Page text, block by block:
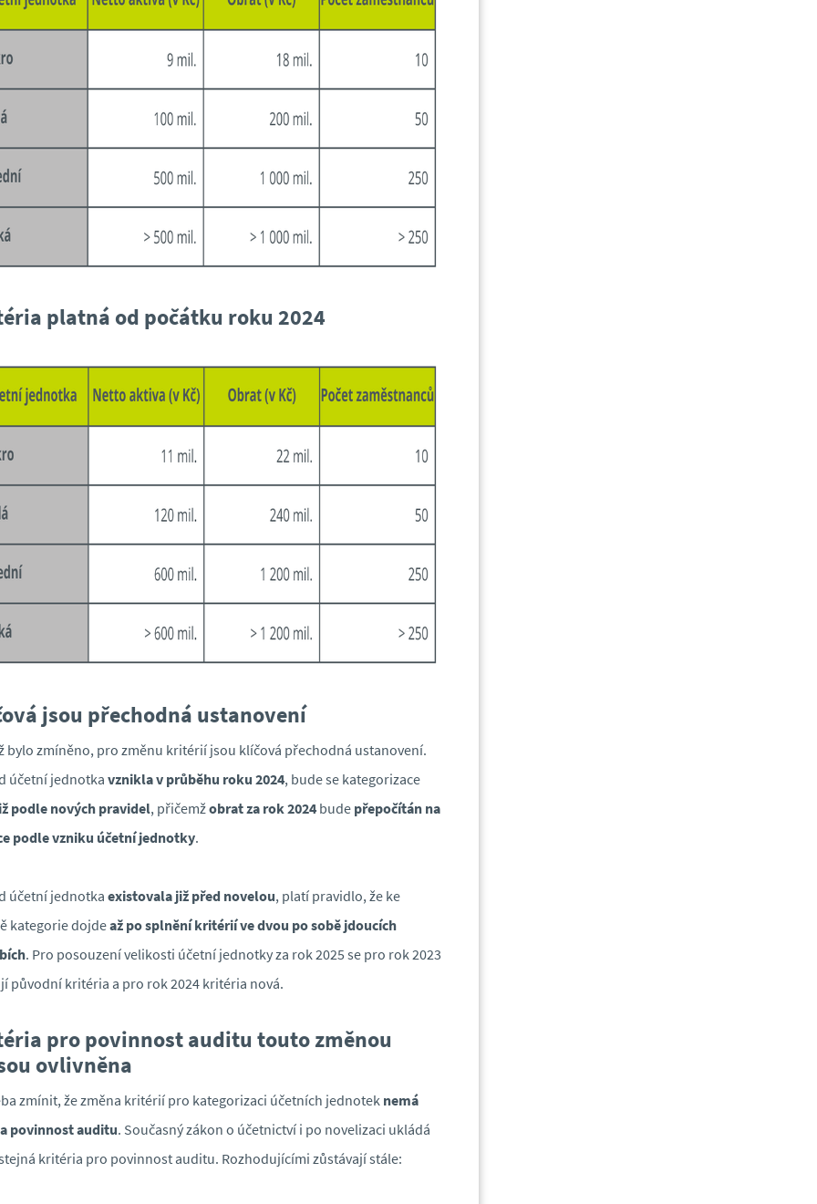
platná od počátku roku 2024
jsou přechodná ustanovení
bylo zmíněno, pro změnu kritérií jsou klíčová přechodná ustanovení.
účetní jednotka vznikla v průběhu roku 2024, bude se kategorizace
podle nových pravidel, přičemžobrat za rok 2024 bude přepočítán na
podle vzniku účetní jednotky.
účetní jednotka existovala již před novelou, platí pravidlo, že ke
kategorie dojdeaž po splnění kritérií ve dvou po sobě jdoucích
. Pro posouzení velikosti účetní jednotky za rok 2025 se pro rok 2023
původní kritéria a pro rok 2024 kritéria nová.
pro povinnost auditu touto změnou
ovlivněna
zmínit, že změna kritérií pro kategorizaci účetních jednotek nemá
povinnost auditu. Současný zákon o účetnictví i po novelizaci ukládá
kritéria pro povinnost auditu. Rozhodujícími zůstávají stále: